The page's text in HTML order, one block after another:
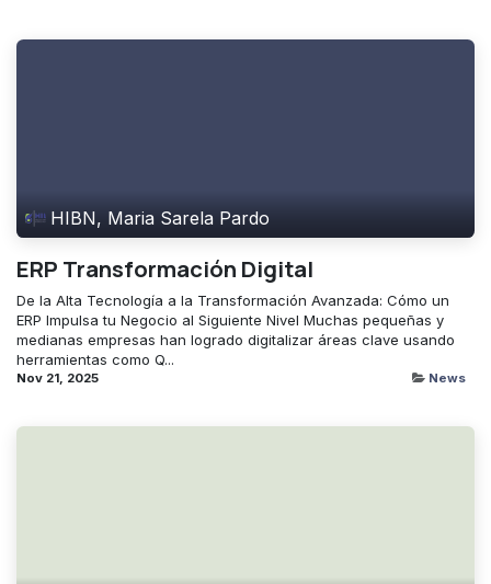
HIBN, Maria Sarela Pardo
ERP Transformación Digital
De la Alta Tecnología a la Transformación Avanzada: Cómo un
ERP Impulsa tu Negocio al Siguiente Nivel Muchas pequeñas y
medianas empresas han logrado digitalizar áreas clave usando
herramientas como Q...
Nov 21, 2025 News